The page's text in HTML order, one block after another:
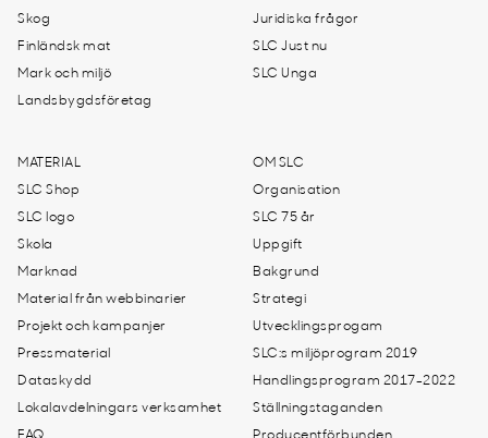
Skog
Finländsk mat
Mark och miljö
Landsbygdsföretag
Juridiska frågor
SLC Just nu
SLC Unga
MATERIAL
SLC Shop
SLC logo
Skola
Marknad
Material från webbinarier
Projekt och kampanjer
Pressmaterial
Dataskydd
Lokalavdelningars verksamhet
OM SLC
Organisation
SLC 75 år
Uppgift
Bakgrund
Strategi
Utvecklingsprogam
SLC:s miljöprogram 2019
Handlingsprogram 2017-2022
Ställningstaganden